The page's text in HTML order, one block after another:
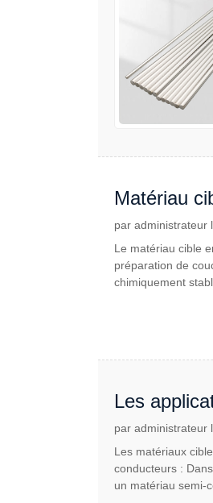
Matériau
par administrateur
Le matériau cible
préparation de
chimiquement
Les
par administrateur
Les matériaux
conducteurs :
un matériau semi-